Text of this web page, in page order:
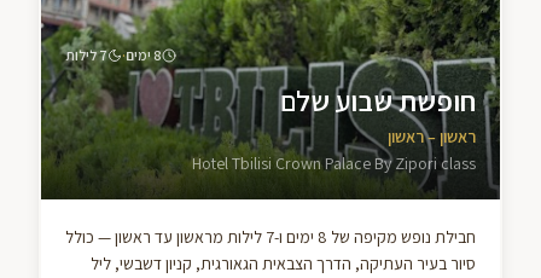
8ימים·
7לילות
חופשת שבוע שלם
ראשון – ראשון
Hotel Tbilisi Crown Palace By Zipori class
חבילת נופש מקיפה של 8 ימים ו-7 לילות מראשון עד ראשון — כולל
סיור בעיר העתיקה, הדרך הצבאית הגאורגית, קניון דשבשי, ליל